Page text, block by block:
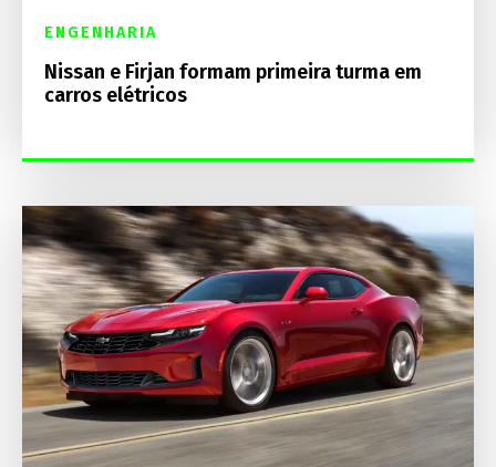
ENGENHARIA
Nissan e Firjan formam primeira turma em
carros elétricos